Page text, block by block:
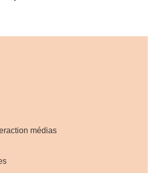
médias